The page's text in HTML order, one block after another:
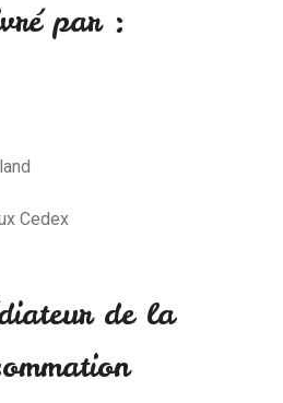
par :
Cedex
de la